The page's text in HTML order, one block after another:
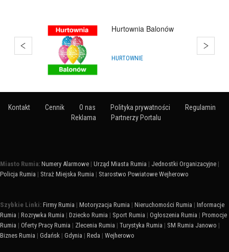
Hurtownia Balonów
HURTOWNIE
Kontakt Cennik O nas Polityka prywatności
Regulamin
Reklama
Partnerzy Portalu
Miasto Rumia: Numery Alarmowe | Urząd Miasta Rumia | Jednostki Organizacyjne |
Policja Rumia | Straż Miejska Rumia | Starostwo Powiatowe Wejherowo
Szybkie Linki: Firmy Rumia | Motoryzacja Rumia | Nieruchomości Rumia | Informacje
Rumia | Rozrywka Rumia | Dziecko Rumia | Sport Rumia | Ogłoszenia Rumia | Promocje
Rumia | Oferty Pracy Rumia | Zlecenia Rumia | Turystyka Rumia | SM Rumia Janowo |
Biznes Rumia | Gdańsk | Gdynia | Reda | Wejherowo